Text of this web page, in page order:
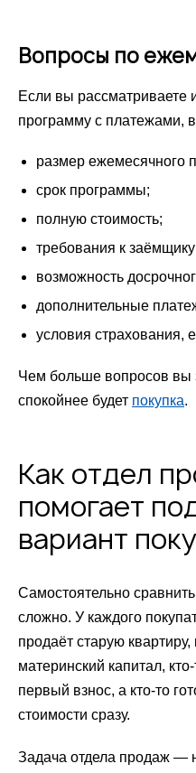
Вопросы по
Если вы рассматриваете
программу с платежами,
размер ежемесячного
срок программы;
полную стоимость;
требования к
возможность
дополнительные
условия страхования,
Чем больше вопросов вы
спокойнее будет покупка.
Как отдел
помогает
вариант
Самостоятельно
сложно. У каждого
продаёт старую квартиру,
материнский капитал,
первый взнос, а кто-то
стоимости сразу.
Задача отдела продаж —